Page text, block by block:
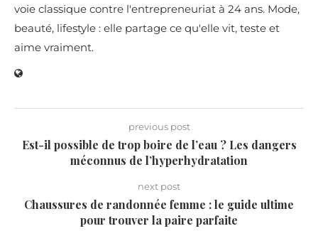
voie classique contre l'entrepreneuriat à 24 ans. Mode,
beauté, lifestyle : elle partage ce qu'elle vit, teste et
aime vraiment.
previous post
Est-il possible de trop boire de l’eau ? Les dangers
méconnus de l’hyperhydratation
next post
Chaussures de randonnée femme : le guide ultime
pour trouver la paire parfaite